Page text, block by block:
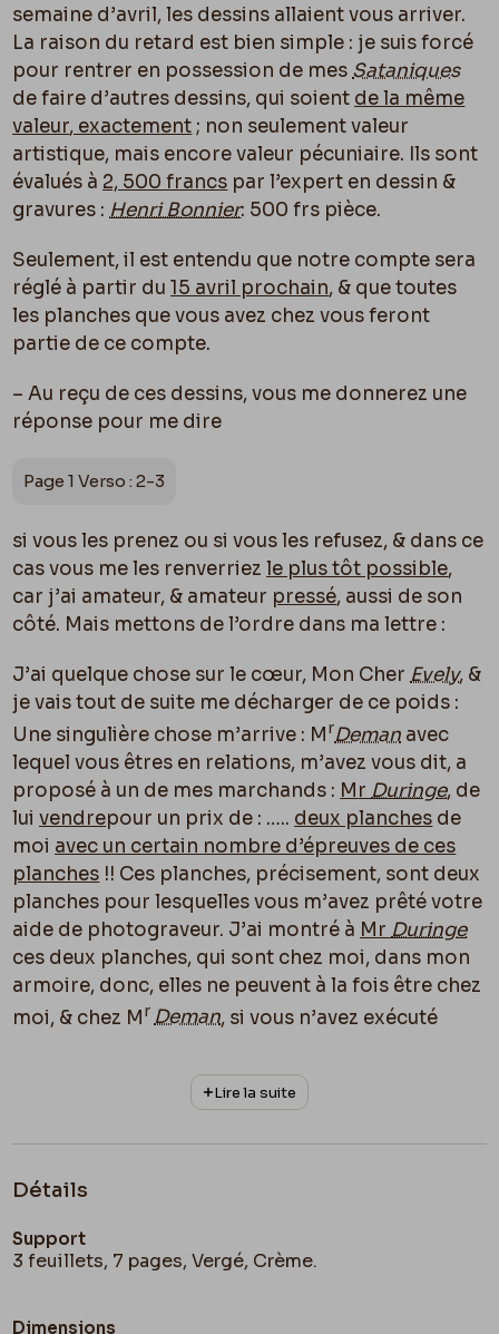
semaine d’avril, les dessins allaient vous arriver.
La raison du retard est bien simple : je suis forcé
pour rentrer en possession de mes Sataniques
de faire d’autres dessins, qui soient de la même
valeur, exactement ; non seulement valeur
artistique, mais encore valeur pécuniaire. Ils sont
évalués à 2, 500 francs par l’expert en dessin &
gravures : Henri Bonnier: 500 frs pièce.
Seulement, il est entendu que notre compte sera
réglé à partir du15 avril prochain, & que toutes
les planches que vous avez chez vous feront
partie de ce compte.
– Au reçu de ces dessins, vous me donnerez une
réponse pour me dire
Page 1 Verso : 2-3
si vous les prenez ou si vous les refusez, & dans ce
cas vous me les renverriezle plus tôt possible,
car j’ai amateur, & amateur pressé, aussi de son
côté. Mais mettons de l’ordre dans ma lettre :
J’ai quelque chose sur le cœur, Mon Cher Evely, &
je vais tout de suite me décharger de ce poids :
Une singulière chose m’arrive : MrDeman avec
lequel vous êtres en relations, m’avez vous dit, a
proposé à un de mes marchands : Mr Duringe, de
luivendrepour un prix de : ….. deux planches de
moi avec un certain nombre d’épreuves de ces
planches !! Ces planches, précisement, sont deux
planches pour lesquelles vous m’avez prêté votre
aide de photograveur. J’ai montré à Mr Duringe
ces deux planches, qui sont chez moi, dans mon
armoire, donc, elles ne peuvent à la fois être chez
moi, & chez MrDeman, si vous n’avez exécuté
, que des photograveurs étrangers, n’eussent
pu exécuter de reproductions passables, d’après
depointe sèche
repugne à croire que vous avez trempé dans
cette petite saleté, mais enfin si vous l’avez fait
vous pardonne d’avance
Lire la suite
Détails
Support
3 feuillets, 7 pages, Vergé, Crème.
Dimensions